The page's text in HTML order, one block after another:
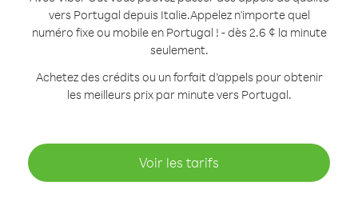
vers Portugal depuis Italie.Appelez n'importe quel
numéro fixe ou mobile en Portugal ! - dès 2.6 ¢ la minute
seulement.
Achetez des crédits ou un forfait d’appels pour obtenir
les meilleurs prix par minute vers Portugal.
Voir les tarifs